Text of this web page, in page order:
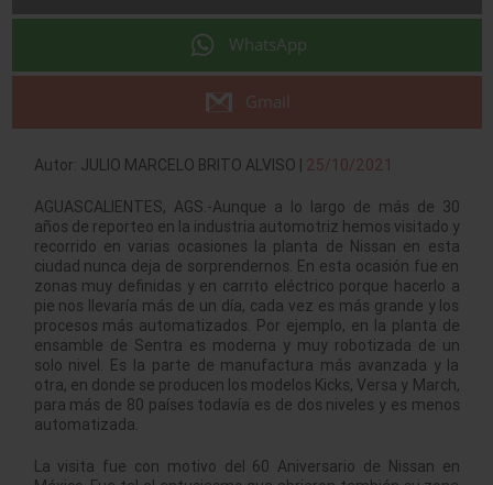
WhatsApp
Gmail
Autor: JULIO MARCELO BRITO ALVISO | 25/10/2021
AGUASCALIENTES, AGS.-Aunque a lo largo de más de 30
años de reporteo en la industria automotriz hemos visitado y
recorrido en varias ocasiones la planta de Nissan en esta
ciudad nunca deja de sorprendernos. En esta ocasión fue en
zonas muy definidas y en carrito eléctrico porque hacerlo a
pie nos llevaría más de un día, cada vez es más grande y los
procesos más automatizados. Por ejemplo, en la planta de
ensamble de Sentra es moderna y muy robotizada de un
solo nivel. Es la parte de manufactura más avanzada y la
otra, en donde se producen los modelos Kicks, Versa y March,
para más de 80 países todavía es de dos niveles y es menos
automatizada.
La visita fue con motivo del 60 Aniversario de Nissan en